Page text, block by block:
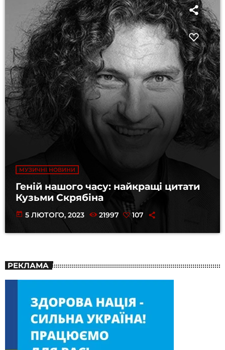
МУЗИЧНІ НОВИНИ
Геній нашого часу: найкращі цитати
Кузьми Скрябіна
today 5 ЛЮТОГО, 2023 21997 107
РЕКЛАМА